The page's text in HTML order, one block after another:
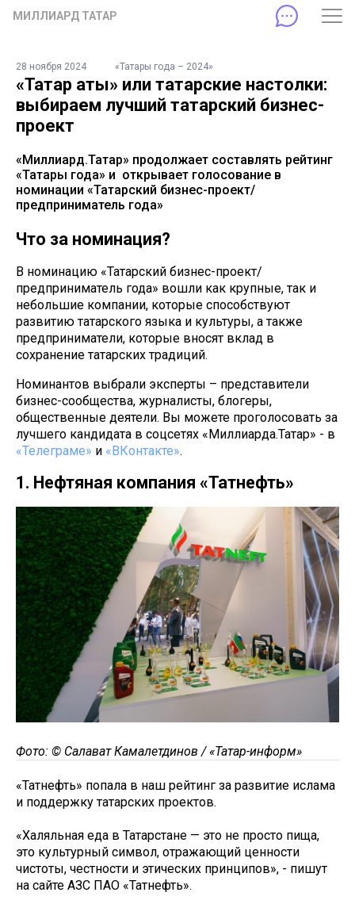
МИЛЛИАРД ТАТАР
28 ноября 2024 «Татары года – 2024»
«Татар аты» или татарские настолки:
выбираем лучший татарский бизнес-
проект
«Миллиард.Татар» продолжает составлять рейтинг
«Татары года» и открывает голосование в
номинации «Татарский бизнес-проект/
предприниматель года»
Что за номинация?
В номинацию «Татарский бизнес-проект/
предприниматель года» вошли как крупные, так и
небольшие компании, которые способствуют
развитию татарского языка и культуры, а также
предприниматели, которые вносят вклад в
сохранение татарских традиций.
Номинантов выбрали эксперты – представители
бизнес-сообщества, журналисты, блогеры,
общественные деятели. Вы можете проголосовать за
лучшего кандидата в соцсетях «Миллиарда.Татар» - в
«Телеграме» и «ВКонтакте».
1. Нефтяная компания «Татнефть»
Фото: © Салават Камалетдинов / «Татар-информ»
«Татнефть» попала в наш рейтинг за развитие ислама
и поддержку татарских проектов.
«Халяльная еда в Татарстане — это не просто пища,
это культурный символ, отражающий ценности
чистоты, честности и этических принципов», - пишут
на сайте АЗС ПАО «Татнефть».